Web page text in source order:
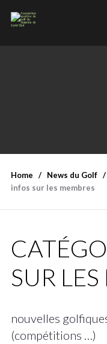
Home News du Golf
infos sur les membres
SUR
nouvelles
(compétitions …)